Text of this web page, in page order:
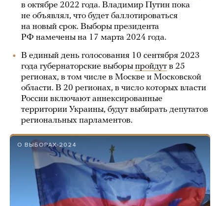
в октябре 2022 года. Владимир Путин пока
не объявлял, что будет баллотироваться
на новый срок. Выборы президента
РФ намечены на 17 марта 2024 года.
В единый день голосования 10 сентября 2023
года губернаторские выборы пройдут в 25
регионах, в том числе в Москве и Московской
области. В 20 регионах, в число которых власти
России включают аннексированные
территории Украины, будут выбирать депутатов
региональных парламентов.
О ВЫБОРАХ-2024